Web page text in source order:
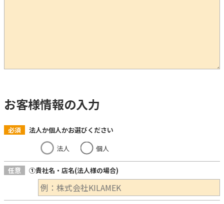
お客様情報の入力
必須
法人か個人かお選びください
法人
個人
任意 ①貴社名・店名(法人様の場合)